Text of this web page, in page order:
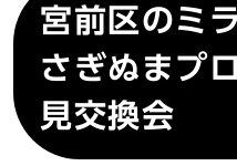
宮前区のミ
さぎぬまプ
見交換会